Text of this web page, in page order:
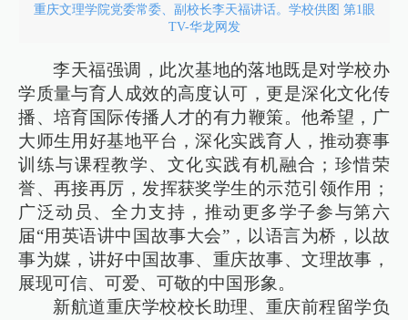
重庆文理学院党委常委、副校长李天福讲话。学校供图 第1眼
TV-华龙网发
李天福强调，此次基地的落地既是对学校办
学质量与育人成效的高度认可，更是深化文化传
播、培育国际传播人才的有力鞭策。他希望，广
大师生用好基地平台，深化实践育人，推动赛事
训练与课程教学、文化实践有机融合；珍惜荣
誉、再接再厉，发挥获奖学生的示范引领作用；
广泛动员、全力支持，推动更多学子参与第六
届“用英语讲中国故事大会”，以语言为桥，以故
事为媒，讲好中国故事、重庆故事、文理故事，
展现可信、可爱、可敬的中国形象。
新航道重庆学校校长助理、重庆前程留学负